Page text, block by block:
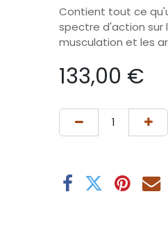
Contient tout ce
spectre d'action sur
musculation et les
133,00 €